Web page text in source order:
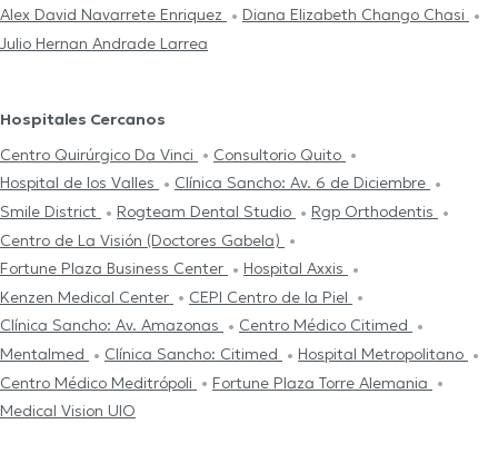
Alex David Navarrete Enriquez
Diana Elizabeth Chango Chasi
Julio Hernan Andrade Larrea
Hospitales Cercanos
Centro Quirúrgico Da Vinci
Consultorio Quito
Hospital de los Valles
Clínica Sancho: Av. 6 de Diciembre
Smile District
Rogteam Dental Studio
Rgp Orthodentis
Centro de La Visión (Doctores Gabela)
Fortune Plaza Business Center
Hospital Axxis
Kenzen Medical Center
CEPI Centro de la Piel
Clínica Sancho: Av. Amazonas
Centro Médico Citimed
Mentalmed
Clínica Sancho: Citimed
Hospital Metropolitano
Centro Médico Meditrópoli
Fortune Plaza Torre Alemania
Medical Vision UIO